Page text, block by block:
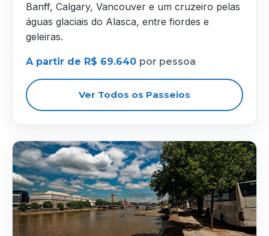
Banff, Calgary, Vancouver e um cruzeiro pelas
águas glaciais do Alasca, entre fiordes e
geleiras.
A partir de R$ 69.640 por pessoa
Ver Todos os Passeios